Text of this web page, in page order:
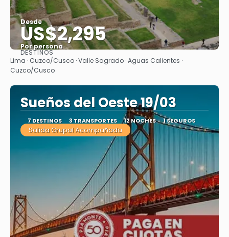
Desde
US$2,295
Por persona
Ver
DESTINOS
Lima · Cuzco/Cusco · Valle Sagrado · Aguas Calientes ·
Cuzco/Cusco
Sueños del Oeste 19/03
7 DESTINOS 3 TRANSPORTES 12 NOCHES 1 SEGUROS
Salida Grupal Acompañada